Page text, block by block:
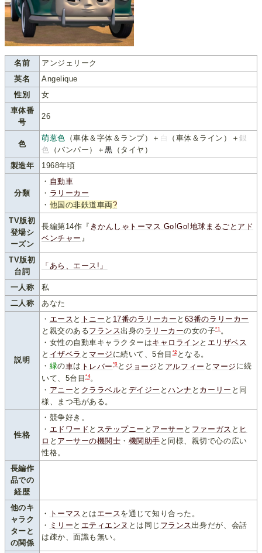
名前
アンジェリーク
英名
Angelique
性別
女
車体番
号
26
色
萌葱色 （車体＆字体＆ランプ）＋ 白 （車体＆ライン）＋銀
色
（バンパー）＋黒 （タイヤ）
製造年
1968年頃
分類
・ 自動車
・ ラリーカー
・ 他国の非鉄道車両?
TV版初
登場シ
ーズン
長編第14作『 きかんしゃトーマス Go!Go!地球まるごとアド
ベンチャー 』
TV版初
台詞
「あら、エース!」
一人称
私
二人称
あなた
説明
・ エース と トニー と 17番のラリーカー と 63番のラリーカー
と親交のあるフランス出身のラリーカーの女の子*1。
・女性の自動車キャラクターはキャロライン と エリザベス
と イザベラ と マージ に続いて、5台目 *2となる。
・ 緑の車は トレバー *3と ジョージ と アルフィー と マージ に続
いて、5台目*4。
・ アニー と クララベルと デイジー とハンナ と カーリー と同
様、まつ毛がある。
性格
・競争好き。
・ エドワード と ステップニー と アーサー と ファーガス と ヒ
ロ と アーサーの機関士 ・ 機関助手 と同様、親切で心の広い
性格。
長編作
品での
経歴
他のキ
ャラク
ターと
の関係
・ トーマス とは エース を通じて知り合った。
・ ミリー と エティエンヌ とは同じ フランス 出身だが、会話
は疎か、面識も無い。